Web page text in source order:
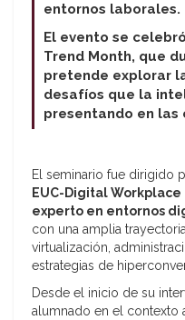
entornos laborales.
El evento se
Trend Month, que
pretende explorar
desafíos que la
presentando en las
El seminario fue dirigido
EUC-Digital Workplace
experto en entornos
con una amplia
virtualización,
estrategias de
Desde el inicio de su
alumnado en el contexto